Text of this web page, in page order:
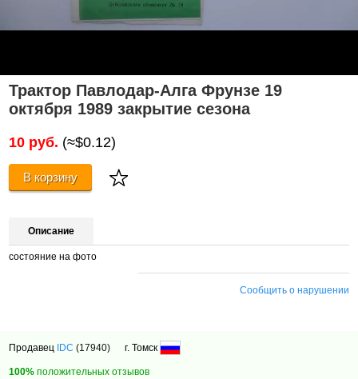
Трактор Павлодар-Алга Фрунзе 19
октября 1989 закрытие сезона
10 руб. (≈$0.12)
В корзину
Описание
состояние на фото
Сообщить о нарушении
Продавец IDC (17940) г. Томск
100% положительных отзывов